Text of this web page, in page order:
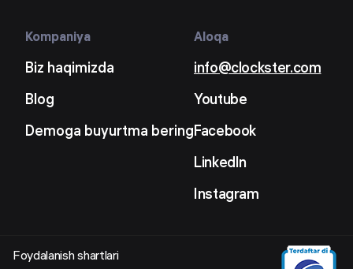
Kompaniya
Biz haqimizda
Blog
Demoga buyurtma bering
Aloqa
info@clockster.com
Youtube
Facebook
LinkedIn
Instagram
Foydalanish shartlari